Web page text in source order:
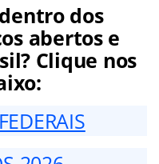
dos
abertos e
Clique nos